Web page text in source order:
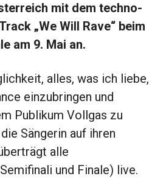
mit dem techno-
„We Will Rave“ beim
am 9. Mai an.
alles, was ich liebe,
einzubringen und
Publikum Vollgas zu
Sängerin auf ihren
alle
und Finale) live.